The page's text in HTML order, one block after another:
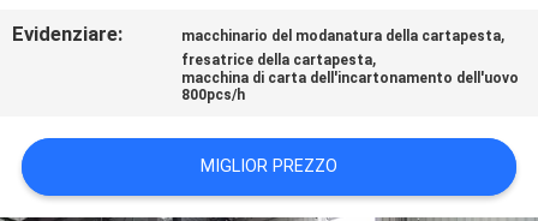
SITO
Evidenziare: macchinario del modanatura della cartapesta,
fresatrice della cartapesta,
macchina di carta dell'incartonamento dell'uovo
800pcs/h
MIGLIOR PREZZO